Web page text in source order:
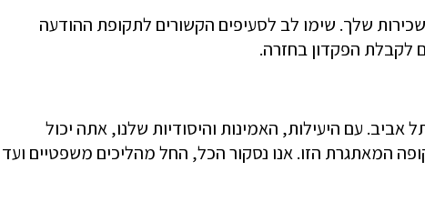
שלך. שימו לב לסעיפים הקשורים לתקופת ההודעה
לקבלת הפקדון בחזרה.
אביב. עם היעילות, האמינות והיסודיות שלנו, אתה יכול
המאתגרת הזו. אנו נסקור הכל, החל מהליכים משפטיים ועד